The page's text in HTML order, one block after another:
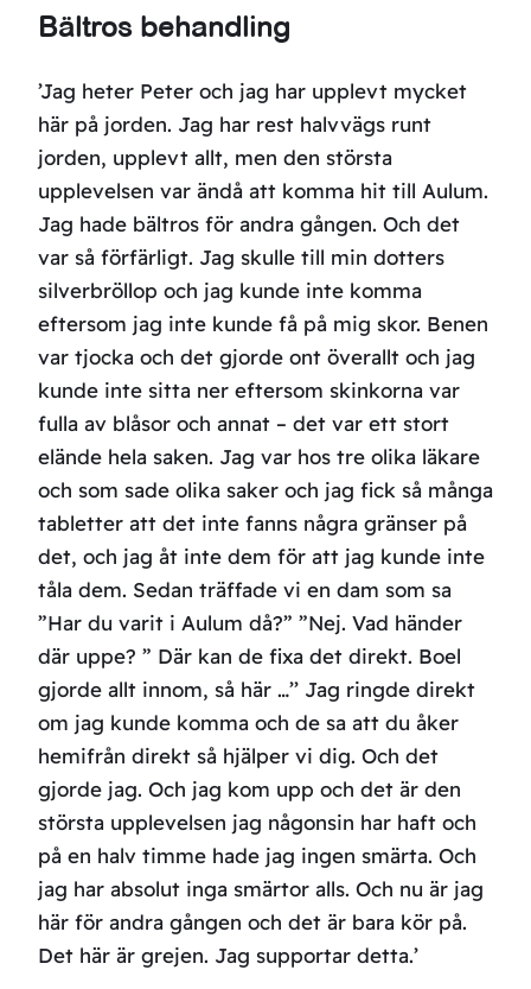
Bältros behandling
’Jag heter Peter och jag har upplevt mycket
här på jorden. Jag har rest halvvägs runt
jorden, upplevt allt, men den största
upplevelsen var ändå att komma hit till Aulum.
Jag hade bältros för andra gången. Och det
var så förfärligt. Jag skulle till min dotters
silverbröllop och jag kunde inte komma
eftersom jag inte kunde få på mig skor. Benen
var tjocka och det gjorde ont överallt och jag
kunde inte sitta ner eftersom skinkorna var
fulla av blåsor och annat – det var ett stort
elände hela saken. Jag var hos tre olika läkare
och som sade olika saker och jag fick så många
tabletter att det inte fanns några gränser på
det, och jag åt inte dem för att jag kunde inte
tåla dem. Sedan träffade vi en dam som sa
”Har du varit i Aulum då?” ”Nej. Vad händer
där uppe? ” Där kan de fixa det direkt. Boel
gjorde allt innom, så här …’’ Jag ringde direkt
om jag kunde komma och de sa att du åker
hemifrån direkt så hjälper vi dig. Och det
gjorde jag. Och jag kom upp och det är den
största upplevelsen jag någonsin har haft och
på en halv timme hade jag ingen smärta. Och
jag har absolut inga smärtor alls. Och nu är jag
här för andra gången och det är bara kör på.
Det här är grejen. Jag supportar detta.’